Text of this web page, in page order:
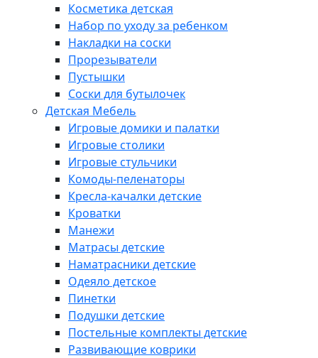
Косметика детская
Набор по уходу за ребенком
Накладки на соски
Прорезыватели
Пустышки
Соски для бутылочек
Детская Мебель
Игровые домики и палатки
Игровые столики
Игровые стульчики
Комоды-пеленаторы
Кресла-качалки детские
Кроватки
Манежи
Матрасы детские
Наматрасники детские
Одеяло детское
Пинетки
Подушки детские
Постельные комплекты детские
Развивающие коврики